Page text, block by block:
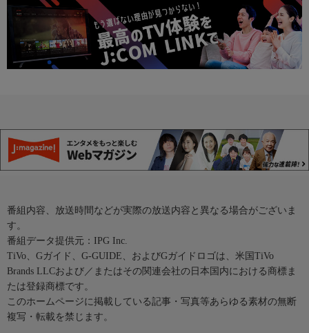
番組内容、放送時間などが実際の放送内容と異なる場合がございま
す。
番組データ提供元：IPG Inc.
TiVo、Gガイド、G-GUIDE、およびGガイドロゴは、米国TiVo
Brands LLCおよび／またはその関連会社の日本国内における商標ま
たは登録商標です。
このホームページに掲載している記事・写真等あらゆる素材の無断
複写・転載を禁じます。